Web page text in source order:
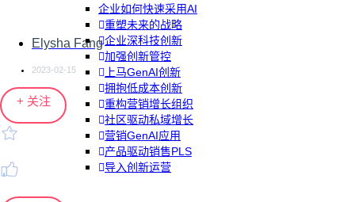
企业如何快速采用AI
重塑未来的战略
企业深科技创新
加强创新管控
上马GenAI创新
拥抱低成本创新
重构营销增长组织
社区驱动私域增长
营销GenAI应用
产品驱动销售PLS
导入创新运营
Elysha Fang
2023-02-15
+ 关注